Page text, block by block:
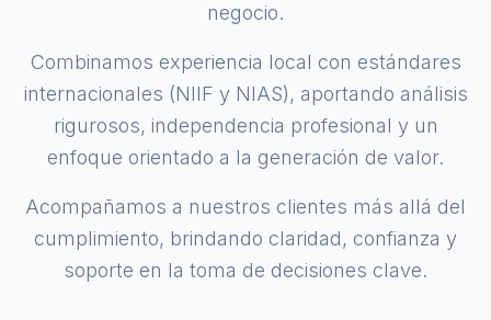
negocio.
Combinamos experiencia local con estándares
internacionales (NIIF y NIAS), aportando análisis
rigurosos, independencia profesional y un
enfoque orientado a la generación de valor.
Acompañamos a nuestros clientes más allá del
cumplimiento, brindando claridad, confianza y
soporte en la toma de decisiones clave.